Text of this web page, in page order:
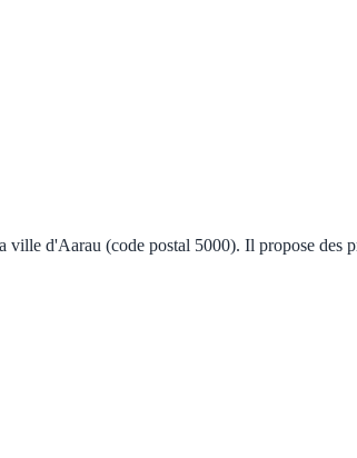
ville d'Aarau (code postal 5000). Il propose